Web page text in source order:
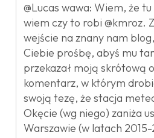
@Lucas wawa: Wiem, że
wiem czy to robi @kmroz.
wejście na znany nam
Ciebie prośbę, abyś mu
przekazał moją skrótową
komentarz, w którym
swoją tezę, że stacja
Okęcie (wg niego) zaniża
Warszawie (w latach